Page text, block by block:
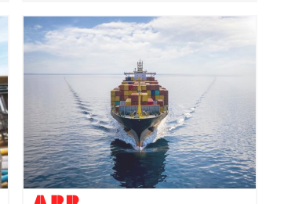
Storbritannia deltok på arrangementet i
London • ABB-presentasjon viste hvordan
elektrifisering av offshoreanlegg og
integrering av fornybar energi kan bidra til
energiomstillingen